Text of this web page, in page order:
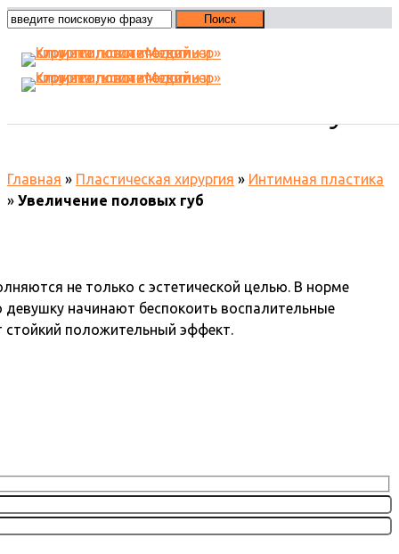
Главная » Пластическая хирургия » Интимная пластика
» Увеличение половых губ
не только с эстетической целью. В норме
начинают беспокоить воспалительные
стойкий положительный эффект.